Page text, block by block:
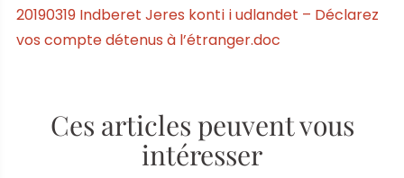
20190319 Indberet Jeres konti i udlandet – Déclarez
vos compte détenus à l’étranger.doc
Ces articles peuvent vous
intéresser